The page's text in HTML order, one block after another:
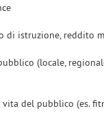
di istruzione, reddito
(locale,
del pubblico (es.